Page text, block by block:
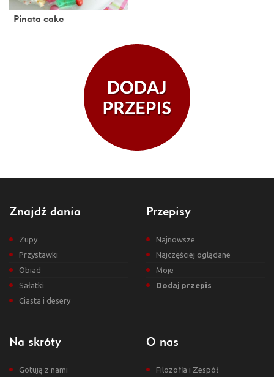
Pinata cake
Znajdź dania
Zupy
Przystawki
Obiad
Sałatki
Ciasta i desery
Przepisy
Najnowsze
Najczęściej oglądane
Moje
Dodaj przepis
Na skróty
Gotują z nami
O nas
Filozofia i Zespół